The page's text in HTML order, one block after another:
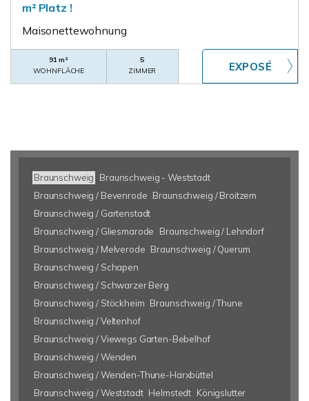
m² Platz !
Maisonettewohnung
91 m²
WOHNFLÄCHE
5
ZIMMER
Braunschweig
Braunschweig - Weststadt
Braunschweig / Bevenrode Braunschweig / Broitzem
Braunschweig / Gartenstadt
Braunschweig / Gliesmarode
Braunschweig / Lehndorf
Braunschweig / Melverode Braunschweig / Querum
Braunschweig / Schapen
Braunschweig / Schwarzer Berg
Braunschweig / Stöckheim Braunschweig / Thune
Braunschweig / Veltenhof
Braunschweig / Viewegs Garten-Bebelhof
Braunschweig / Wenden
Braunschweig / Wenden-Thune-Harxbüttel
Braunschweig / Weststadt Helmstedt Königslutter